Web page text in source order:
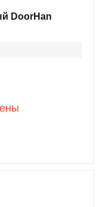
DoorHan